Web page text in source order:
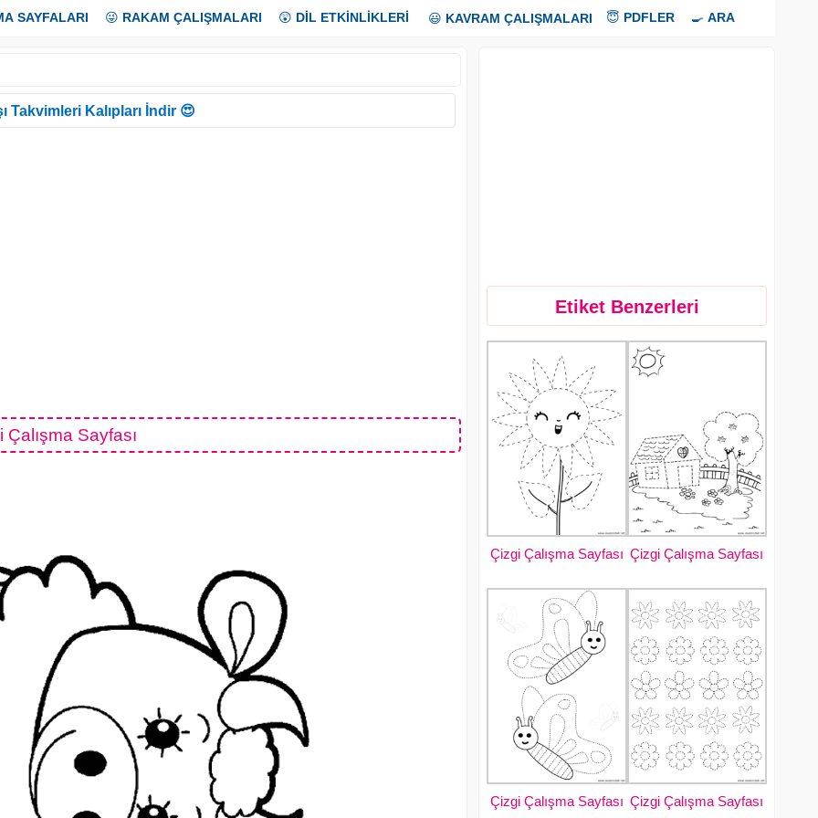
SAYFALARI 😜 RAKAM ÇALIŞMALARI 😲 DİL ETKİNLİKLERİ 😃 KAVRAM ÇALIŞMALARI 😇 PDFLER 🍳 ARA
Takvimleri Kalıpları İndir 😍
Çalışma Sayfası
Etiket Benzerleri
Çizgi Çalışma Sayfası Çizgi Çalışma Sayfası
Çizgi Çalışma Sayfası Çizgi Çalışma Sayfası